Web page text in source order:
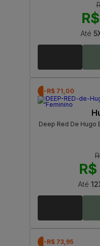
Até
-R$ 71,00
Deep Red De Hugo
Até
-R$ 73,95